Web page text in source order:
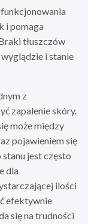
i pomaga
tłuszczów
i stanie
z
zapalenie skóry.
może między
pojawieniem się
jest często
dla
ilości
efektywnie
się na trudności